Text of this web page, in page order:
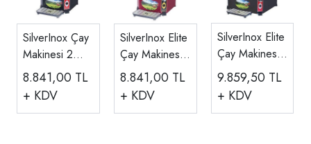
SilverInox Çay
Makinesi 2
Demlikli, 13 LT
8.841,00 TL
+ KDV
SilverInox Elite
Çay Makinesi,
2 Demlikli, 13
8.841,00 TL
+ KDV
SilverInox Elite
Çay Makinesi,
2 Demlikli, 23
LT
9.859,50 TL
+ KDV